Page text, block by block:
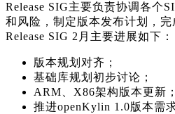
Release SIG主要负责协调各个
和风险，制定版本发布计划，完
Release SIG 2月主要进展如下：
版本规划对齐；
基础库规划初步讨论；
ARM、X86架构版本更新；
推进openKylin 1.0版本需